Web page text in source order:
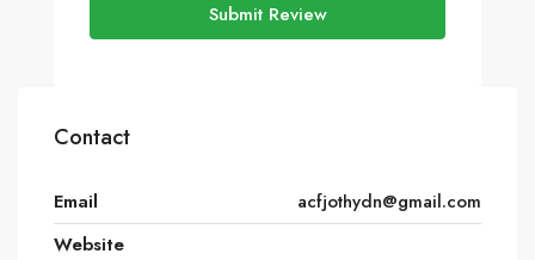
Submit Review
Contact
Email
acfjothydn@gmail.com
Website